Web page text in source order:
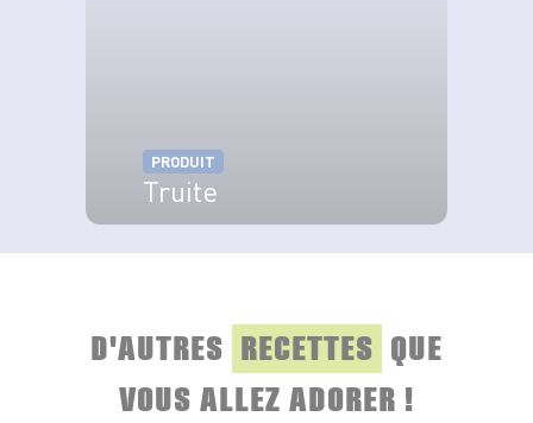
PRODUIT
Truite
D'AUTRES RECETTES QUE
VOUS ALLEZ ADORER !